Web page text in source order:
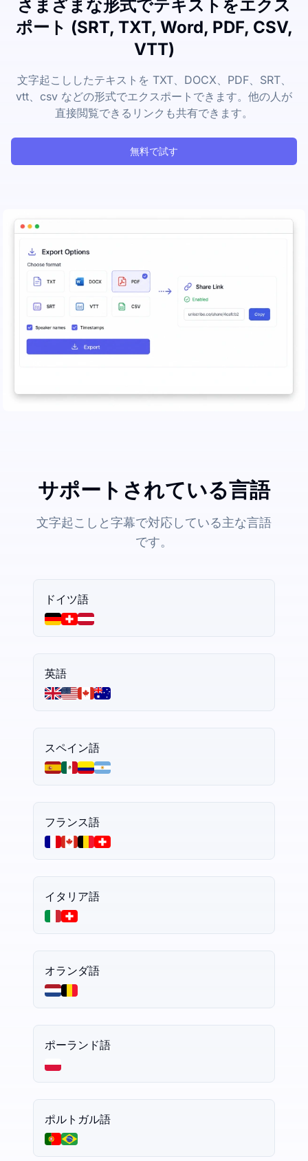
さまざまな形式でテキストをエクス
ポート (SRT, TXT, Word, PDF, CSV,
VTT)
文字起こししたテキストを TXT、DOCX、PDF、SRT、
vtt、csv などの形式でエクスポートできます。他の人が
直接閲覧できるリンクも共有できます。
無料で試す
サポートされている言語
文字起こしと字幕で対応している主な言語
です。
ドイツ語
英語
スペイン語
フランス語
イタリア語
オランダ語
ポーランド語
ポルトガル語